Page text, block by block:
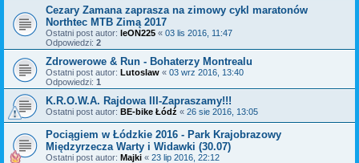
Cezary Zamana zaprasza na zimowy cykl maratonów
Northtec MTB Zimą 2017
Ostatni post autor: leON225 « 03 lis 2016, 11:47
Odpowiedzi: 2
Zdrowerowe & Run - Bohaterzy Montrealu
Ostatni post autor: Lutoslaw « 03 wrz 2016, 13:40
Odpowiedzi: 1
K.R.O.W.A. Rajdowa III-Zapraszamy!!!
Ostatni post autor: BE-bike Łódź « 26 sie 2016, 13:05
Pociągiem w Łódzkie 2016 - Park Krajobrazowy
Międzyrzecza Warty i Widawki (30.07)
Ostatni post autor: Majki « 23 lip 2016, 22:12